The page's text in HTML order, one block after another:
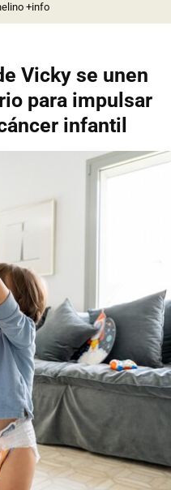
+info
Vicky se unen
para impulsar
infantil